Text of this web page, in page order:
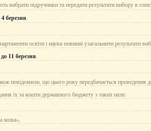
вибрати підручники та передати результати вибору в
березня.
освіти і науки повинні узагальнити результати
11 березня.
повідомили, що цього року передбачається проведення
їх за кошти державного бюджету з таких назв:
мова»,